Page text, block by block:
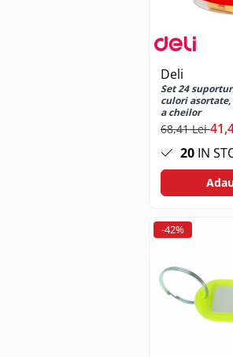
Deli
Set 24
culori
a cheilor
68,41 Lei
20 IN
-42%